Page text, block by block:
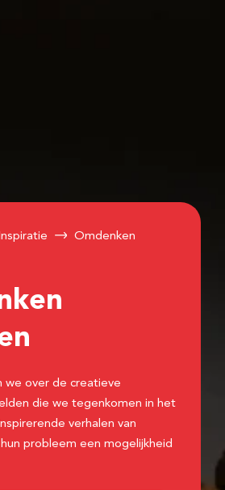
Omdenken
we over de creatieve
die we tegenkomen in het
verhalen van
probleem een mogelijkheid